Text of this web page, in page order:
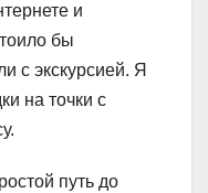
и
бы
с экскурсией. Я
на точки с
путь до